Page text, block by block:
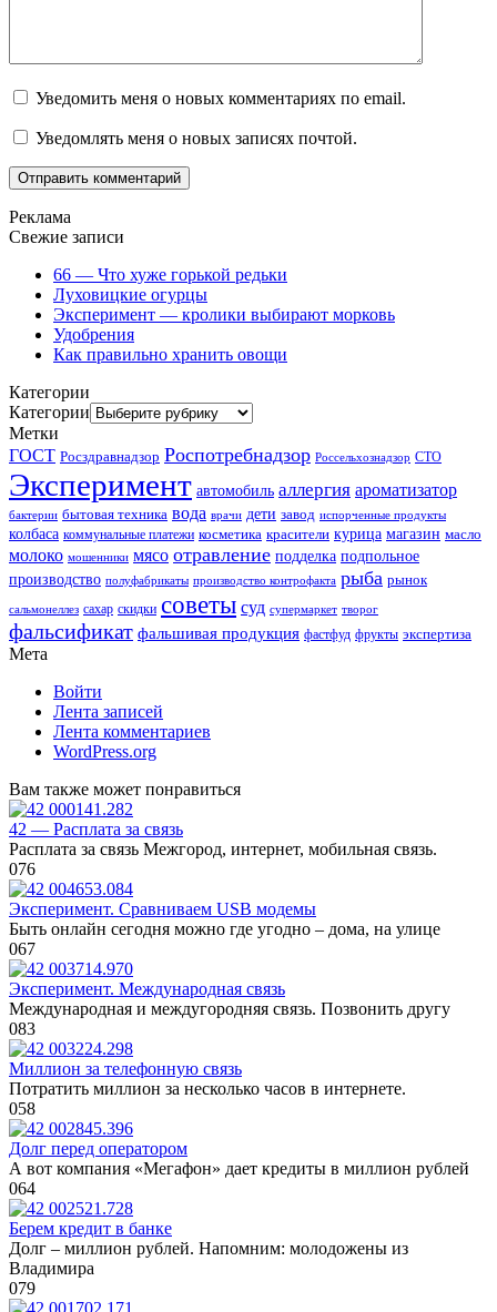
Уведомить меня о новых комментариях по email.
Уведомлять меня о новых записях почтой.
Реклама
Свежие записи
66 — Что хуже горькой редьки
Луховицкие огурцы
Эксперимент — кролики выбирают морковь
Удобрения
Как правильно хранить овощи
Категории
Категории
Метки
ГОСТ Росздравнадзор Роспотребнадзор Россельхознадзор СТО
Эксперимент автомобиль аллергия ароматизатор
бактерии бытовая техника вода врачи дети завод испорченные продукты
колбаса коммунальные платежи косметика красители курица магазин масло
молоко мошенники мясо отравление подделка подпольное
производство полуфабрикаты производство контрофакта рыба рынок
сальмонеллез сахар скидки советы суд супермаркет творог
фальсификат фальшивая продукция фастфуд фрукты экспертиза
Мета
Войти
Лента записей
Лента комментариев
WordPress.org
Вам также может понравиться
42 — Расплата за связь
Расплата за связь Межгород, интернет, мобильная связь.
076
Эксперимент. Сравниваем USB модемы
Быть онлайн сегодня можно где угодно – дома, на улице
067
Эксперимент. Международная связь
Международная и междугородняя связь. Позвонить другу
083
Миллион за телефонную связь
Потратить миллион за несколько часов в интернете.
058
Долг перед оператором
А вот компания «Мегафон» дает кредиты в миллион рублей
064
Берем кредит в банке
Долг – миллион рублей. Напомним: молодожены из
Владимира
079